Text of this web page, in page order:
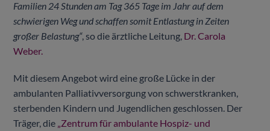
Familien 24 Stunden am Tag 365 Tage im Jahr auf dem
schwierigen Weg und schaffen somit Entlastung in Zeiten
großer Belastung“, so die ärztliche Leitung, Dr. Carola
Weber.
Mit diesem Angebot wird eine große Lücke in der
ambulanten Palliativversorgung von schwerstkranken,
sterbenden Kindern und Jugendlichen geschlossen. Der
Träger, die „Zentrum für ambulante Hospiz- und